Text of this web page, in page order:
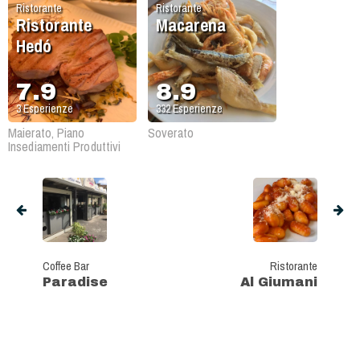
Ristorante
Ristorante
Hedó
7.9
3Esperienze
Maierato, Piano
Insediamenti Produttivi
Ristorante
Macarena
8.9
332Esperienze
Soverato
Coffee Bar
Paradise
Ristorante
Al Giumani